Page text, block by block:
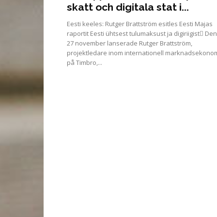
skatt och digitala stat i...
Eesti keeles: Rutger Brattström esitles Eesti Majas
raportit Eesti ühtsest tulumaksust ja digiriigist Den
27 november lanserade Rutger Brattström,
projektledare inom internationell
på Timbro,...